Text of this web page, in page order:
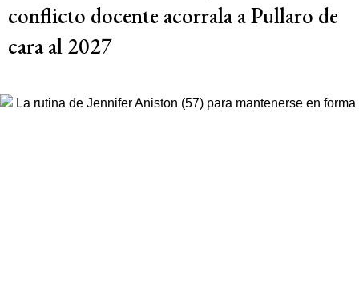
conflicto docente acorrala a Pullaro de
cara al 2027